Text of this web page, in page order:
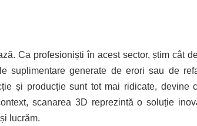
Ca profesioniști în acest sector, știm cât
suplimentare generate de erori sau de
și producție sunt tot mai ridicate,
scanarea 3D reprezintă o soluție
lucrăm.